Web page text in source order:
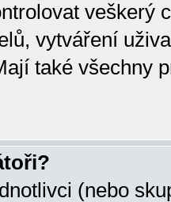
veškerý
vytváření
také všechny
(nebo